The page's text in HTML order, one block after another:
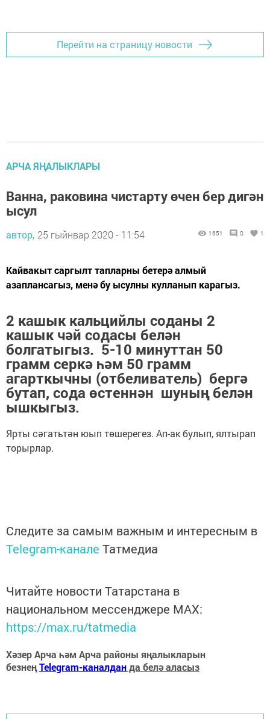
Перейти на страницу новости
АРЧА ЯҢАЛЫКЛАРЫ
Ванна, раковина чистарту өчен бер дигән
ысул
автор, 25 гыйнвар 2020 - 11:54 1651 0 1
Кайвакыт саргылт тапларны бетерә алмый
азаплансагыз, менә бу ысулны кулланып карагыз.
2 кашык кальцийлы соданы 2
кашык чәй содасы белән
болгатыгыз. 5-10 минуттан 50
грамм серкә һәм 50 грамм
агарткычны (отбеливатель) бергә
бутап, сода өстеннән шуның белән
ышкыгыз.
Ярты сәгатьтән юып төшерегез. Ап-ак булып, ялтырап
торырлар.
Следите за самым важным и интересным в
Telegram-канале Татмедиа
Читайте новости Татарстана в
национальном мессенджере MАХ:
https://max.ru/tatmedia
Хәзер Арча һәм Арча районы яңалыкларын
безнеңTelegram-каналданда белә аласыз